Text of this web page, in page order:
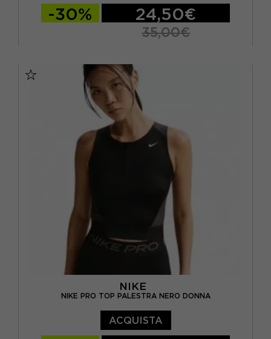
-30% 24,50€
35,00€
NIKE
NIKE PRO TOP PALESTRA NERO DONNA
ACQUISTA